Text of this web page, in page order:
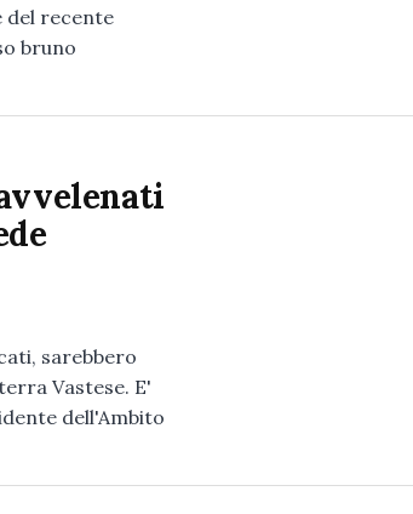
del recente
bruno
sarebbero
Vastese. E'
dell'Ambito